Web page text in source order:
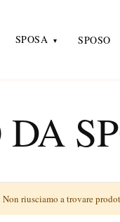
SPOSA SPOSO
Non riusciamo a trovare